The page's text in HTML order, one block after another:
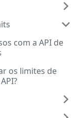
com a API de
os limites de